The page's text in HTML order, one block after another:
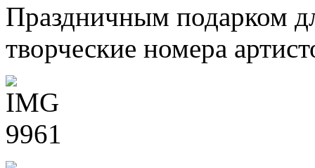
Праздничным подарком
творческие номера